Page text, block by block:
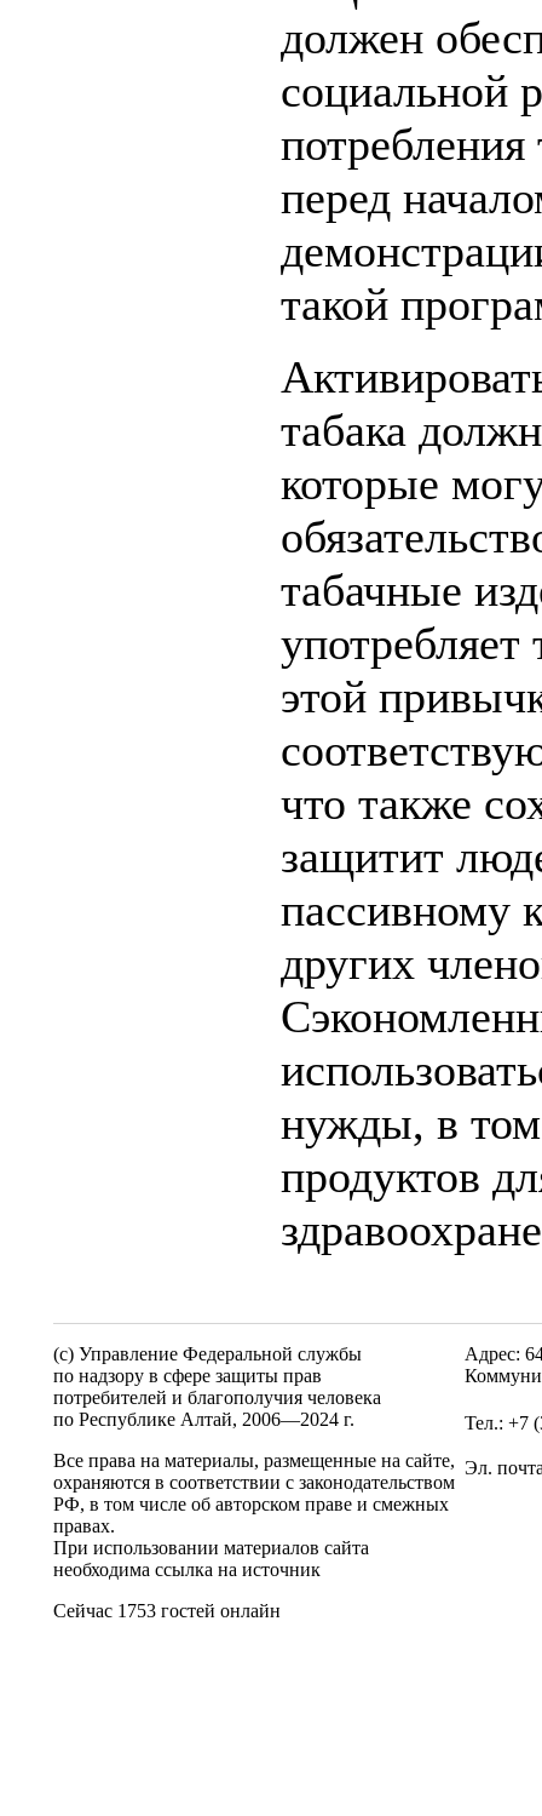
должен
социальной
потребления
перед
такой
табака
которые
табачные
употребляет
этой
что также
защитит
пассивному
других
нужды, в том
продуктов
(c) Управление Федеральной службы
по надзору в сфере защиты прав
потребителей и благополучия человека
по Республике Алтай, 2006—2024 г.
Все права на материалы, размещенные на сайте,
охраняются в соответствии с законодательством
РФ, в том числе об авторском праве и смежных
правах.
При использовании материалов сайта
необходима ссылка на источник
Сейчас 1753 гостей онлайн
Адрес:
Тел.: +7
Эл.